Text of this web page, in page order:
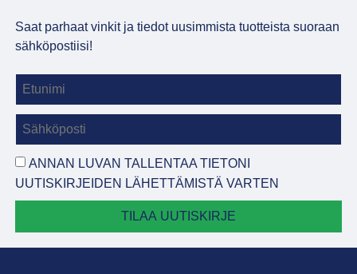
Saat parhaat vinkit ja tiedot uusimmista tuotteista suoraan
sähköpostiisi!
ANNAN LUVAN TALLENTAA TIETONI
UUTISKIRJEIDEN LÄHETTÄMISTÄ VARTEN
TILAA UUTISKIRJE